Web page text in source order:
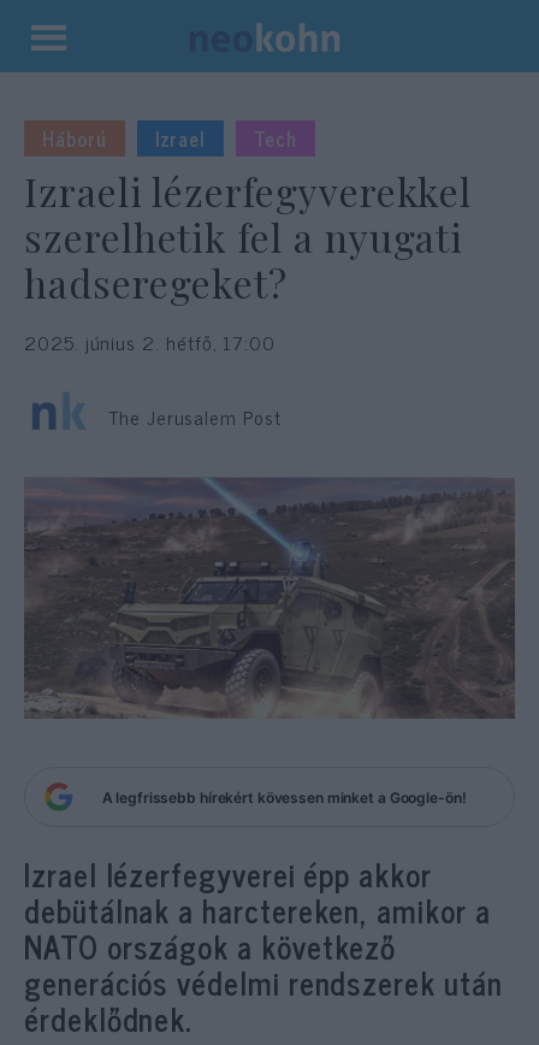
Kilépés
tartalomba
Háború Izrael Tech
Izraeli lézerfegyverekkel
szerelhetik fel a nyugati
hadseregeket?
2025. június 2. hétfő, 17:00
The Jerusalem Post
A legfrissebb hírekért kövessen minket a Google-ön!
Izrael lézerfegyverei épp akkor
debütálnak a harctereken, amikor a
NATO országok a következő
generációs védelmi rendszerek után
érdeklődnek.